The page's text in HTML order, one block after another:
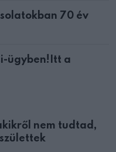
70 év
ügyben!Itt a
nem tudtad,